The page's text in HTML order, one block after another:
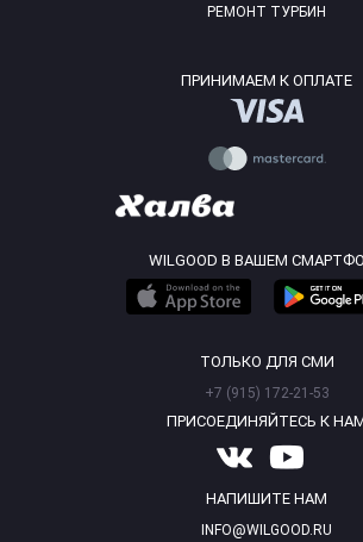
РЕМОНТ ТУРБИН
ПРИНИМАЕМ К ОПЛАТЕ
WILGOOD В ВАШЕМ
ТОЛЬКО ДЛЯ СМИ
+7 (915) 172-21-53
ПРИСОЕДИНЯЙТЕСЬ К
НАПИШИТЕ НАМ
INFO@WILGOOD.RU